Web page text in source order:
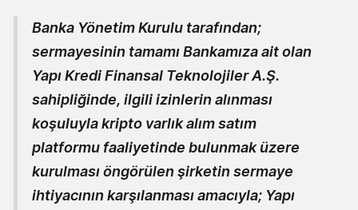
Banka Yönetim Kurulu tarafından;
sermayesinin tamamı Bankamıza ait olan
Yapı Kredi Finansal Teknolojiler A.Ş.
sahipliğinde, ilgili izinlerin alınması
koşuluyla kripto varlık alım satım
platformu faaliyetinde bulunmak üzere
kurulması öngörülen şirketin sermaye
ihtiyacının karşılanması amacıyla; Yapı